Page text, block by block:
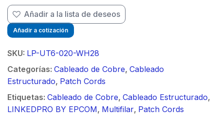
Añadir a la lista de deseos
Añadir a cotización
SKU: LP-UT6-020-WH28
Categorías: Cableado de Cobre, Cableado
Estructurado, Patch Cords
Etiquetas: Cableado de Cobre, Cableado Estructurado,
LINKEDPRO BY EPCOM, Multifilar, Patch Cords